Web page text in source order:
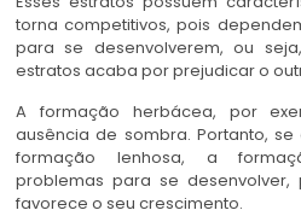
torna competitivos, pois
para se desenvolverem, ou
estratos acaba por prejudicar o
A formação herbácea, por
ausência de sombra. Portanto,
formação lenhosa, a
problemas para se
favorece o seu crescimento.